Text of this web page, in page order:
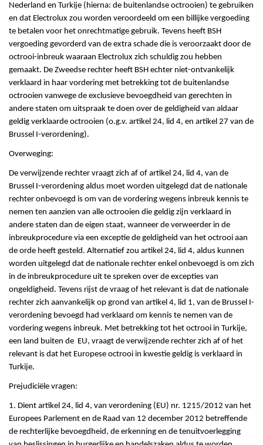
Nederland en Turkije (hierna: de buitenlandse octrooien) te gebruiken
en dat Electrolux zou worden veroordeeld om een billijke vergoeding
te betalen voor het onrechtmatige gebruik. Tevens heeft BSH
vergoeding gevorderd van de extra schade die is veroorzaakt door de
octrooi-inbreuk waaraan Electrolux zich schuldig zou hebben
gemaakt. De Zweedse rechter heeft BSH echter niet-ontvankelijk
verklaard in haar vordering met betrekking tot de buitenlandse
octrooien vanwege de exclusieve bevoegdheid van gerechten in
andere staten om uitspraak te doen over de geldigheid van aldaar
geldig verklaarde octrooien (o.g.v. artikel 24, lid 4, en artikel 27 van de
Brussel I-verordening).
Overweging:
De verwijzende rechter vraagt zich af of artikel 24, lid 4, van de
Brussel I-verordening aldus moet worden uitgelegd dat de nationale
rechter onbevoegd is om van de vordering wegens inbreuk kennis te
nemen ten aanzien van alle octrooien die geldig zijn verklaard in
andere staten dan de eigen staat, wanneer de verweerder in de
inbreukprocedure via een exceptie de geldigheid van het octrooi aan
de orde heeft gesteld. Alternatief zou artikel 24, lid 4, aldus kunnen
worden uitgelegd dat de nationale rechter enkel onbevoegd is om zich
in de inbreukprocedure uit te spreken over de excepties van
ongeldigheid. Tevens rijst de vraag of het relevant is dat de nationale
rechter zich aanvankelijk op grond van artikel 4, lid 1, van de Brussel I-
verordening bevoegd had verklaard om kennis te nemen van de
vordering wegens inbreuk. Met betrekking tot het octrooi in Turkije,
een land buiten de EU, vraagt de verwijzende rechter zich af of het
relevant is dat het Europese octrooi in kwestie geldig is verklaard in
Turkije.
Prejudiciële vragen:
1. Dient artikel 24, lid 4, van verordening (EU) nr. 1215/2012 van het
Europees Parlement en de Raad van 12 december 2012 betreffende
de rechterlijke bevoegdheid, de erkenning en de tenuitvoerlegging